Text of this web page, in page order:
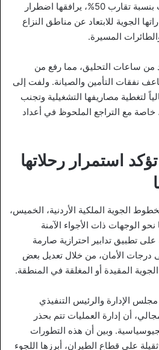
تكلفة وقود الطائرات صعدت بنسبة تقارب 50%، يرافقها اضطرار
الجوية للابتعاد عن مناطق النزاع
المسيرة.
من ساعات التحليق، مما رفع من
نفقات التأمين والصيانة. ولفت إلى
لتغطية مصاريفها التشغيلية وتجنب
خاصة مع التراجع الملحوظ في أعداد
تؤكد استمرار رحلاتها
الجوية الملكية الأردنية، الخميس،
الوجهات ذات الأجواء الآمنة
تطبيق تدابير احترازية صارمة
درجات الأمان، من خلال تعديل بعض
المقيدة أو المغلقة في المنطقة.
الإدارة والرئيس التنفيذي
أن إدارة العمليات تتم بحذر
وبين أن هذه التطورات
على قطاع الطيران، أبرزها اللجوء